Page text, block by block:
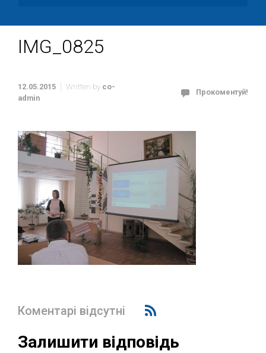
IMG_0825
12.05.2015 Written by co-
admin
Прокоментуй!
Коментарі відсутні
Залишити відповідь